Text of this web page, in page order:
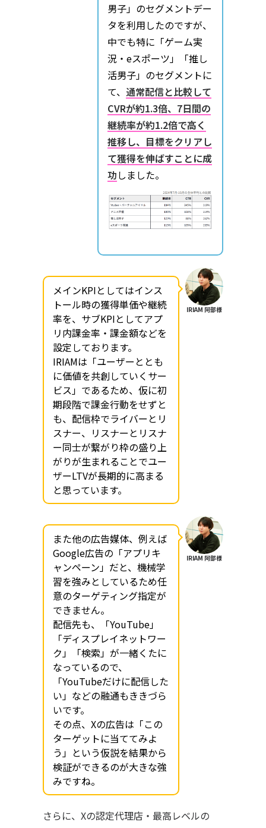
男子」のセグメントデー
タを利用したのですが、
中でも特に「ゲーム実
況・eスポーツ」「推し
活男子」のセグメントに
て、 通常配信と比較して
CVRが約1.3倍、7日間の
継続率が約1.2倍で高く
推移し、目標をクリアし
て獲得を伸ばすことに成
功しました。
メインKPIとしてはインス
トール時の獲得単価や継続
率を、サブKPIとしてアプ
リ内課金率・課金額などを
設定しております。
IRIAMは「ユーザーととも
に価値を共創していくサー
ビス」であるため、仮に初
期段階で課金行動をせずと
も、配信枠でライバーとリ
スナー、リスナーとリスナ
ー同士が繋がり枠の盛り上
がりが生まれることでユー
ザーLTVが長期的に高まる
と思っています。
IRIAM 阿部様
また他の広告媒体、例えば
Google広告の「アプリキ
ャンペーン」だと、機械学
習を強みとしているため任
意のターゲティング指定が
できません。
配信先も、「YouTube」
「ディスプレイネットワー
ク」「検索」が一緒くたに
なっているので、
「YouTubeだけに配信した
い」などの融通もききづら
いです。
その点、Xの広告は「この
ターゲットに当ててみよ
う」という仮説を結果から
検証ができるのが大きな強
みですね。
IRIAM 阿部様
さらに、Xの認定代理店・最高レベルの